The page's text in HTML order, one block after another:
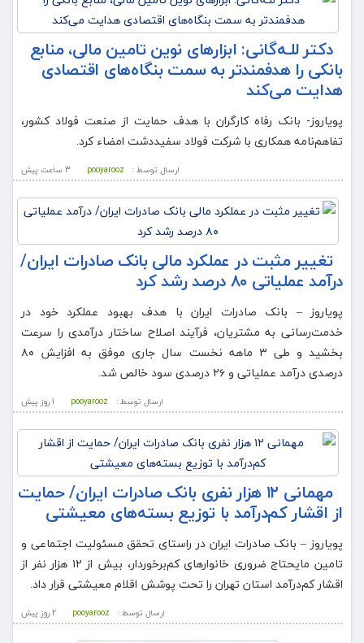
دکتر للـه‌گانی: ابزارهای نوین تامین مالی، منابع
بانکی را هدفمندتر به سمت بنگاه‌های اقتصادی
هدایت می‌کند
پویاروز- بانک رفاه کارگران با هدف حمایت از صنعت فولاد کشور،
تفاهم‌نامه همکاری با شرکت فولاد سفیددشت امضاء کرد.
3 ساعت پيش ارسال توسط : pooyarooz
تغییر مثبت در عملکرد مالی بانک صادرات ایران/
درآمد عملیاتی ۸۰ درصد رشد کرد
پویاروز – ​بانک صادرات ایران با هدف بهبود عملکرد خود در
خدمت‌رسانی به مشتریان، فرآیند اصلاح ساختار درآمدی را سرعت
بخشید و طی ۳ ماهه نخست سال جاری موفق به افزایش ۸۰
درصدی درآمد عملیاتی و ۲۶ درصدی سود خالص شد.
1 روز پيش ارسال توسط : pooyarooz
مهمانی ۱۲ هزار نفری بانک صادرات ایران/ حمایت
از اقشار کم‌درآمد با توزیع بسته‌های معیشتی
پویاروز – ​بانک صادرات ایران در راستای تحقق مسئولیت اجتماعی و
تامین مایحتاج ضروری خانوارهای کم‌برخوردار، بیش از ۱۲ هزار نفر از
اقشار کم‌درآمد استان تهران را تحت پوشش اقلام معیشتی قرار داد.
2 روز پيش ارسال توسط : pooyarooz